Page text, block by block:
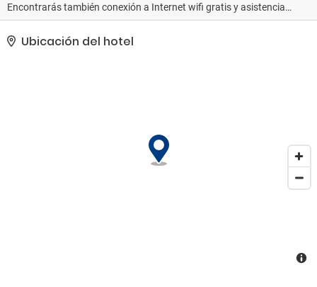
Encontrarás también conexión a Internet wifi gratis y asistencia
turística (adquisición de entradas).. Tendrás una sala de
ordenadores, tintorería y un servicio de recepción las 24 horas a tu
Ubicación del hotel